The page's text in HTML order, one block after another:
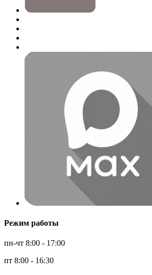
Режим работы
пн-чт 8:00 - 17:00
пт 8:00 - 16:30